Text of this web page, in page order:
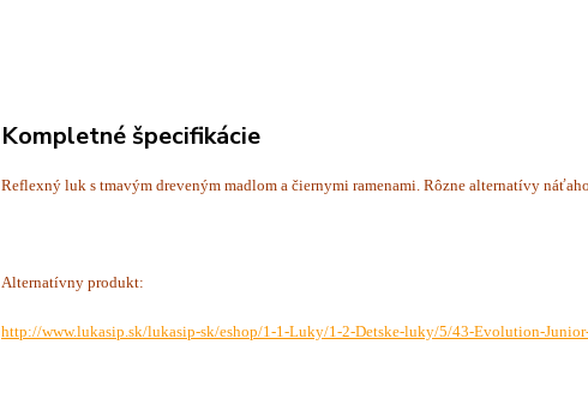
Kompletné špecifikácie
Reflexný luk s tmavým dreveným madlom a čiernymi ramenami. Rôzne alternatívy
Alternatívny produkt:
http://www.lukasip.sk/lukasip-sk/eshop/1-1-Luky/1-2-Detske-luky/5/43-Evolution-